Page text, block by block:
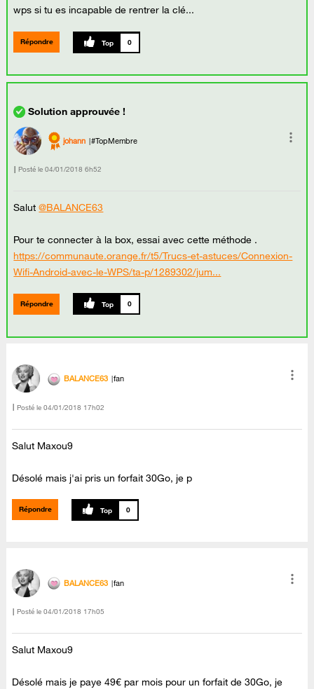
wps si tu es incapable de rentrer la clé...
Répondre 0
johann #TopMembre
Posté le ‎04/01/2018 6h52
Salut@BALANCE63
Pour te connecter à la box, essai avec cette méthode .
https://communaute.orange.fr/t5/Trucs-et-astuces/Connexion-
Wifi-Android-avec-le-WPS/ta-p/1289302/jum...
Répondre 0
BALANCE63 fan
Posté le ‎04/01/2018 17h02
Salut Maxou9
Désolé mais j'ai pris un forfait 30Go, je p
Répondre 0
BALANCE63 fan
Posté le ‎04/01/2018 17h05
Salut Maxou9
Désolé mais je paye 49€ par mois pour un forfait de 30Go, je